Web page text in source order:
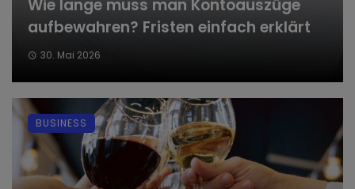
Wie lange muss man Kontoauszüge
aufbewahren? Fristen einfach erklärt
30. Mai 2026
BUSINESS